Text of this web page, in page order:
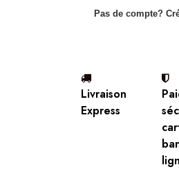
Pas de compte?
Livraison
Express